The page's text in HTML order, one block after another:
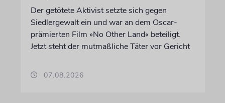
Der getötete Aktivist setzte sich gegen
Siedlergewalt ein und war an dem Oscar-
prämierten Film »No Other Land« beteiligt.
Jetzt steht der mutmaßliche Täter vor Gericht
07.08.2026